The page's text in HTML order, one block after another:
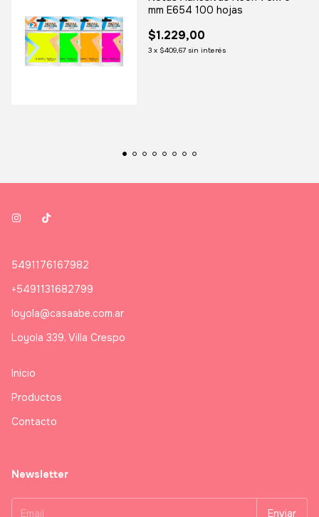
mm E654 100 hojas
$1.229,00
3 x $409,67 sin interés
5491176167982
+5491131682799
loyola@casaabe.com.ar
Loyola 339, Villa Crespo
Inicio
Productos
Contacto
Newsletter